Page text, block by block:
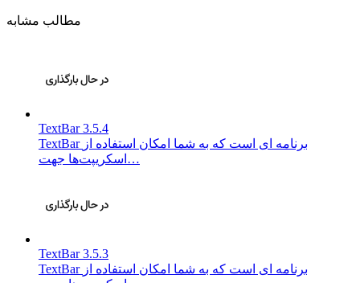
مطالب مشابه
TextBar 3.5.4
TextBar برنامه ای است که به شما امکان استفاده از
اسکریپت‌ها جهت…
TextBar 3.5.3
TextBar برنامه ای است که به شما امکان استفاده از